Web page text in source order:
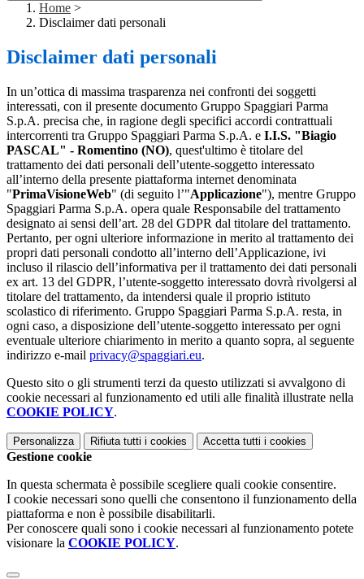
Home >
Disclaimer dati personali
Disclaimer dati personali
In un’ottica di massima trasparenza nei confronti dei soggetti
interessati, con il presente documento Gruppo Spaggiari Parma
S.p.A. precisa che, in ragione degli specifici accordi contrattuali
intercorrenti tra Gruppo Spaggiari Parma S.p.A. e I.I.S. "Biagio
PASCAL" - Romentino (NO), quest'ultimo è titolare del
trattamento dei dati personali dell’utente-soggetto interessato
all’interno della presente piattaforma internet denominata
"PrimaVisioneWeb" (di seguito l’"Applicazione"), mentre Gruppo
Spaggiari Parma S.p.A. opera quale Responsabile del trattamento
designato ai sensi dell’art. 28 del GDPR dal titolare del trattamento.
Pertanto, per ogni ulteriore informazione in merito al trattamento dei
propri dati personali condotto all’interno dell’Applicazione, ivi
incluso il rilascio dell’informativa per il trattamento dei dati personali
ex art. 13 del GDPR, l’utente-soggetto interessato dovrà rivolgersi al
titolare del trattamento, da intendersi quale il proprio istituto
scolastico di riferimento. Gruppo Spaggiari Parma S.p.A. resta, in
ogni caso, a disposizione dell’utente-soggetto interessato per ogni
eventuale ulteriore chiarimento in merito a quanto sopra, al seguente
indirizzo e-mail privacy@spaggiari.eu.
Questo sito o gli strumenti terzi da questo utilizzati si avvalgono di
cookie necessari al funzionamento ed utili alle finalità illustrate nella
COOKIE POLICY.
Personalizza Rifiuta tutti i cookies Accetta tutti i cookies
Gestione cookie
In questa schermata è possibile scegliere quali cookie consentire.
I cookie necessari sono quelli che consentono il funzionamento della
piattaforma e non è possibile disabilitarli.
Per conoscere quali sono i cookie necessari al funzionamento potete
visionare la COOKIE POLICY.